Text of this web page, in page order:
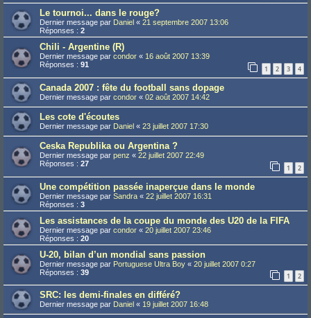
Le tournoi... dans le rouge?
Dernier message par Daniel « 21 septembre 2007 13:06
Réponses : 2
Chili - Argentine (R)
Dernier message par condor « 16 août 2007 13:39
Réponses : 91 1 2 3 4
Canada 2007 : fête du football sans dopage
Dernier message par condor « 02 août 2007 14:42
Les cote d'écoutes
Dernier message par Daniel « 23 juillet 2007 17:30
Ceska Republika ou Argentina ?
Dernier message par penz « 22 juillet 2007 22:49
Réponses : 27 1 2
Une compétition passée inaperçue dans le monde
Dernier message par Sandra « 22 juillet 2007 16:31
Réponses : 3
Les assistances de la coupe du monde des U20 de la FIFA
Dernier message par condor « 20 juillet 2007 23:46
Réponses : 20
U-20, bilan d’un mondial sans passion
Dernier message par Portuguese Ultra Boy « 20 juillet 2007 0:27
Réponses : 39 1 2
SRC: les demi-finales en différé?
Dernier message par Daniel « 19 juillet 2007 16:48